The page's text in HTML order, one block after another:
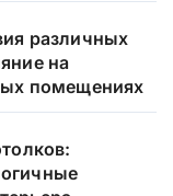
различных
на
помещениях